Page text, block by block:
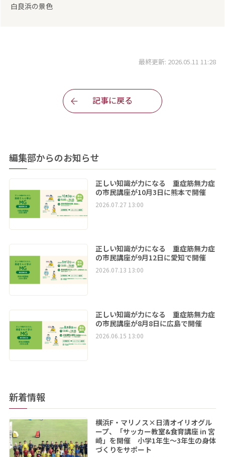
白良浜の景色
最終更新: 2026.05.11 11:28
記事に戻る
編集部からのお知らせ
正しい知識が力になる 重症筋無力症
の市民講座が10月3日に熊本で開催
2026.07.27 13:00
正しい知識が力になる 重症筋無力症
の市民講座が9月12日に愛知で開催
2026.07.13 13:00
正しい知識が力になる 重症筋無力症
の市民講座が8月8日に広島で開催
2026.06.15 13:00
新着情報
横浜F・マリノス×日清オイリオグル
ープ、「サッカー教室&食育講座 in 宮
崎」を開催 小学1年生～3年生の身体
づくりをサポート